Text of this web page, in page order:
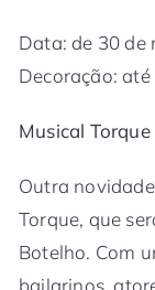
Data: de 30 de
Decoração:
Musical Torque
Outra
Torque, que
Botelho. Com
bailarinos,